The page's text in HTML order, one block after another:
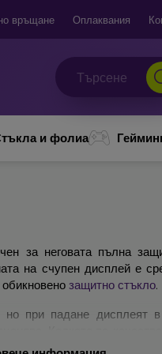
връщане Оплаквания
и фолиа
за неговата пълна
на счупен дисплей е
защитно стъкло.
при падане дисплеят
няколко вида защитни